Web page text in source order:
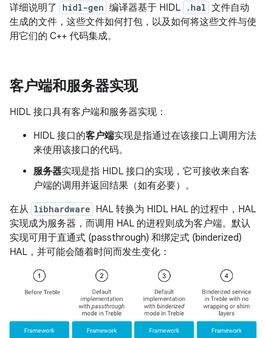
详细说明了
hidl-gen 编译器基于 HIDL .hal 文件自动
生成的文件，这些文件如何打包，以及如何将这些文件与使
用它们的 C++ 代码集成。
客户端和服务器实现
HIDL 接口具有客户端和服务器实现：
HIDL 接口的客户端实现是指通过在该接口上调用方法
来使用该接口的代码。
服务器实现是指 HIDL 接口的实现，它可接收来自客
户端的调用并返回结果（如有必要）。
在从 libhardware HAL 转换为 HIDL HAL 的过程中，HAL
实现成为服务器，而调用 HAL 的进程则成为客户端。默认
实现可用于直通式 (passthrough) 和绑定式 (binderized)
HAL，并可能会随着时间而发生变化：